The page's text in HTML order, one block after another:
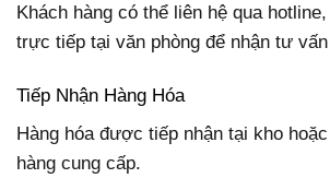
Khách hàng có thể liên hệ qua
trực tiếp tại văn phòng để nhận tư
Tiếp Nhận Hàng Hóa
Hàng hóa được tiếp nhận tại kho
hàng cung cấp.